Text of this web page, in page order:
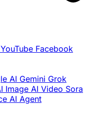
YouTube Facebook
AI Gemini Grok
Image AI Video Sora
AI Agent